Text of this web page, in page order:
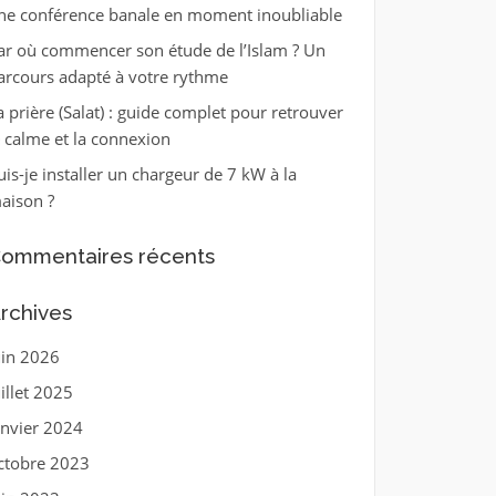
conférence banale en moment inoubliable
où commencer son étude de l’Islam ? Un
adapté à votre rythme
prière (Salat) : guide complet pour retrouver
calme et la connexion
je installer un chargeur de 7 kW à la
?
récents
2026
2025
2024
2023